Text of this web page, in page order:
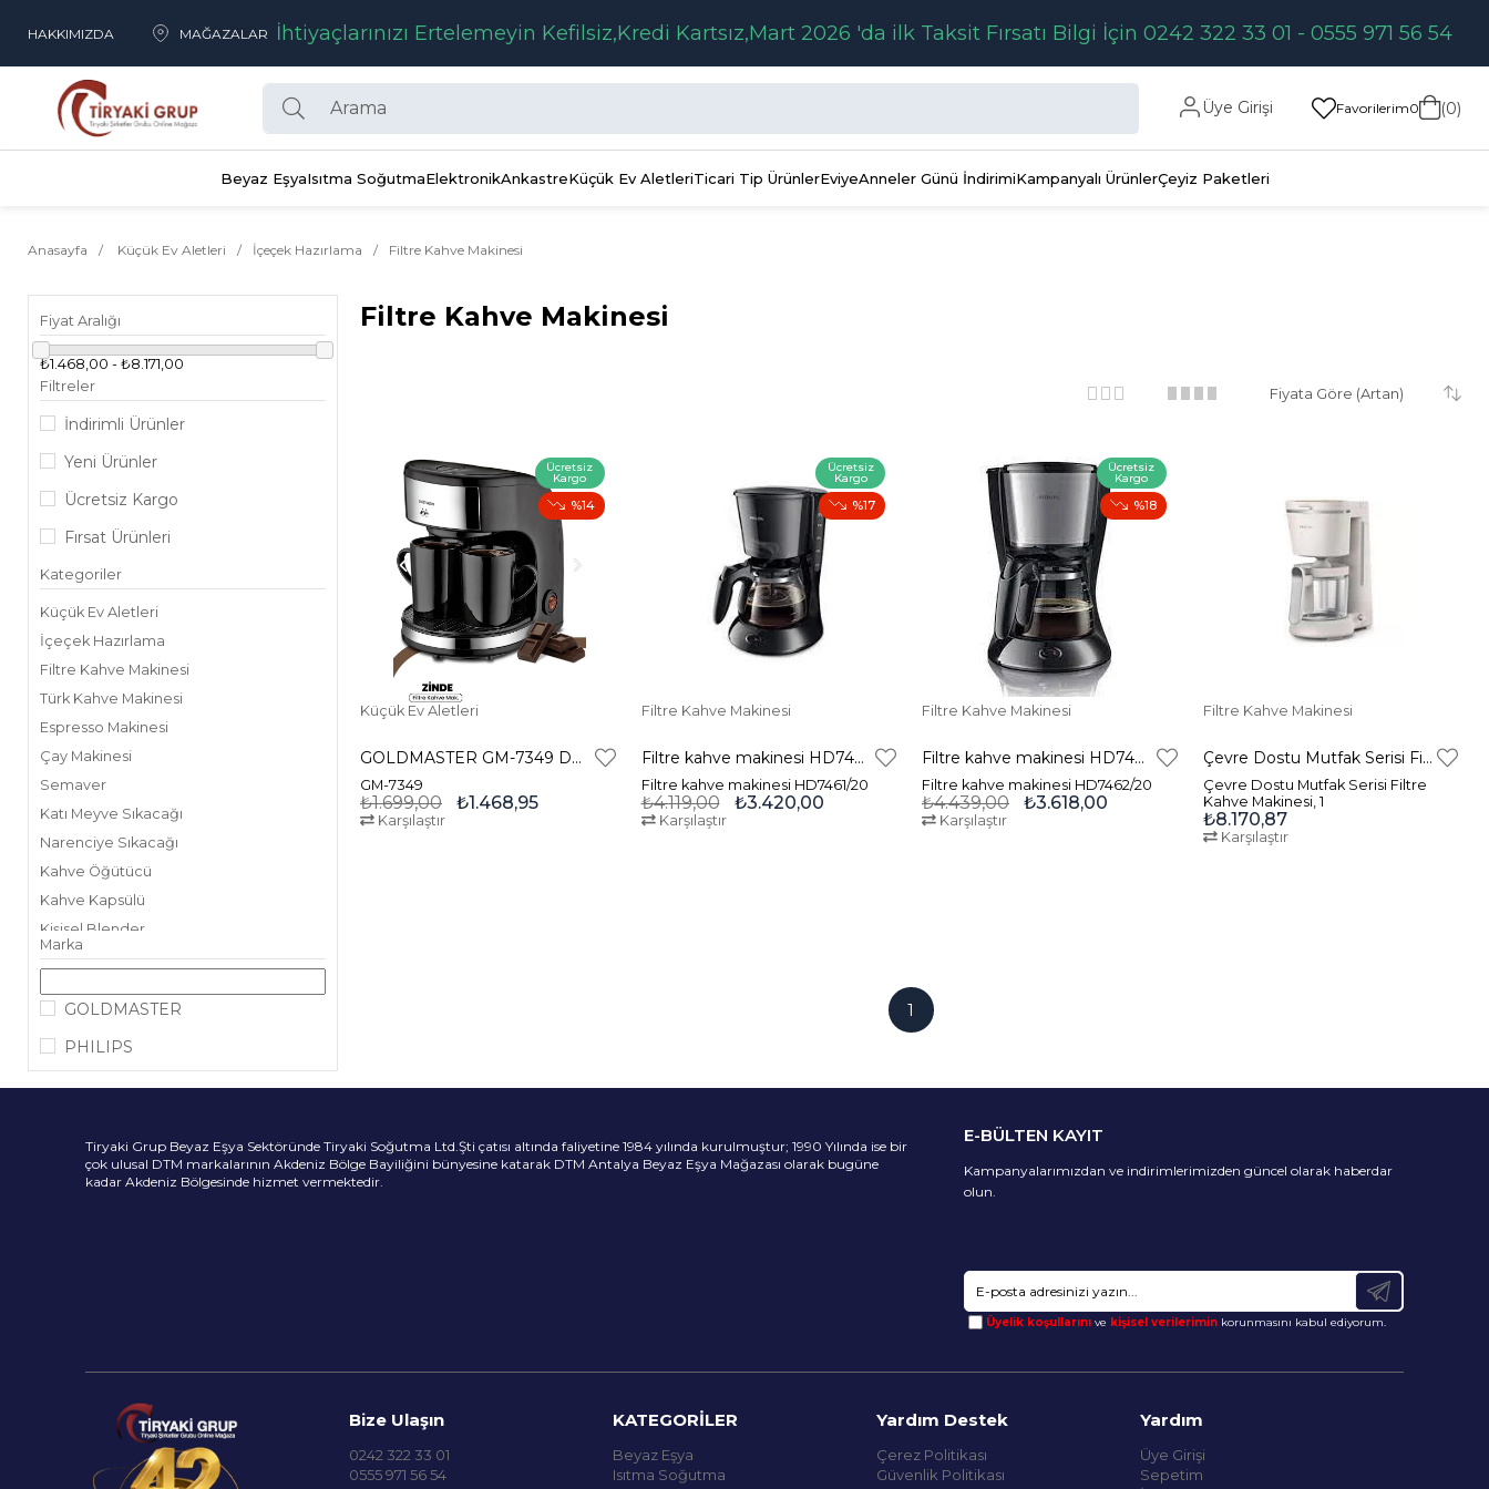
HAKKIMIZDA MAĞAZALAR İhtiyaçlarınızı Ertelemeyin Kefilsiz,Kredi Kartsız,Mart 2026 'da ilk Taksit Fırsatı Bilgi İçin 0242 322 33 01 - 0555 971 56 54
Üye Girişi Favorilerim0 0
Beyaz EşyaIsıtma SoğutmaElektronikAnkastreKüçük Ev AletleriTicari Tip ÜrünlerEviyeAnneler Günü İndirimiKampanyalı ÜrünlerÇeyiz Paketleri
Anasayfa Küçük Ev Aletleri İçeçek Hazırlama Filtre Kahve Makinesi
Fiyat Aralığı
₺1.468,00 - ₺8.171,00
Filtreler
İndirimli Ürünler
Yeni Ürünler
Ücretsiz Kargo
Fırsat Ürünleri
Kategoriler
Küçük Ev Aletleri
İçeçek Hazırlama
Filtre Kahve Makinesi
Türk Kahve Makinesi
Espresso Makinesi
Çay Makinesi
Semaver
Katı Meyve Sıkacağı
Narenciye Sıkacağı
Kahve Öğütücü
Kahve Kapsülü
Kişisel Blender
Marka
GOLDMASTER
PHILIPS
Filtre Kahve Makinesi
Küçük Ev Aletleri
GOLDMASTER GM-7349 DROPS FİLTRE KAHVE MAKİNESİ
GM-7349
₺1.468,95
₺1.699,00
Karşılaştır
Ücretsiz
Kargo
%14
Filtre Kahve Makinesi
Filtre kahve makinesi HD7461/20
Filtre kahve makinesi HD7461/20
₺3.420,00
₺4.119,00
Karşılaştır
Ücretsiz
Kargo
%17
Filtre Kahve Makinesi
Filtre kahve makinesi HD7462/20
Filtre kahve makinesi HD7462/20
₺3.618,00
₺4.439,00
Karşılaştır
Ücretsiz
Kargo
%18
Filtre Kahve Makinesi
Çevre Dostu Mutfak Serisi Filtre Kahve Makinesi, 1,2 l
Çevre Dostu Mutfak Serisi Filtre
Kahve Makinesi, 1
₺8.170,87
Karşılaştır
1
Tiryaki Grup Beyaz Eşya Sektöründe Tiryaki Soğutma Ltd.Şti çatısı altında faliyetine 1984 yılında kurulmuştur; 1990 Yılında ise bir
çok ulusal DTM markalarının Akdeniz Bölge Bayiliğini bünyesine katarak DTM Antalya Beyaz Eşya Mağazası olarak bugüne
kadar Akdeniz Bölgesinde hizmet vermektedir.
E-BÜLTEN KAYIT
Kampanyalarımızdan ve indirimlerimizden güncel olarak haberdar
olun.
Üyelik koşullarını ve kişisel verilerimin korunmasını kabul ediyorum.
Bize Ulaşın
0242 322 33 01
0555 971 56 54
KATEGORİLER
Beyaz Eşya
Isıtma Soğutma
Yardım Destek
Çerez Politikası
Güvenlik Politikası
Yardım
Üye Girişi
Sepetim